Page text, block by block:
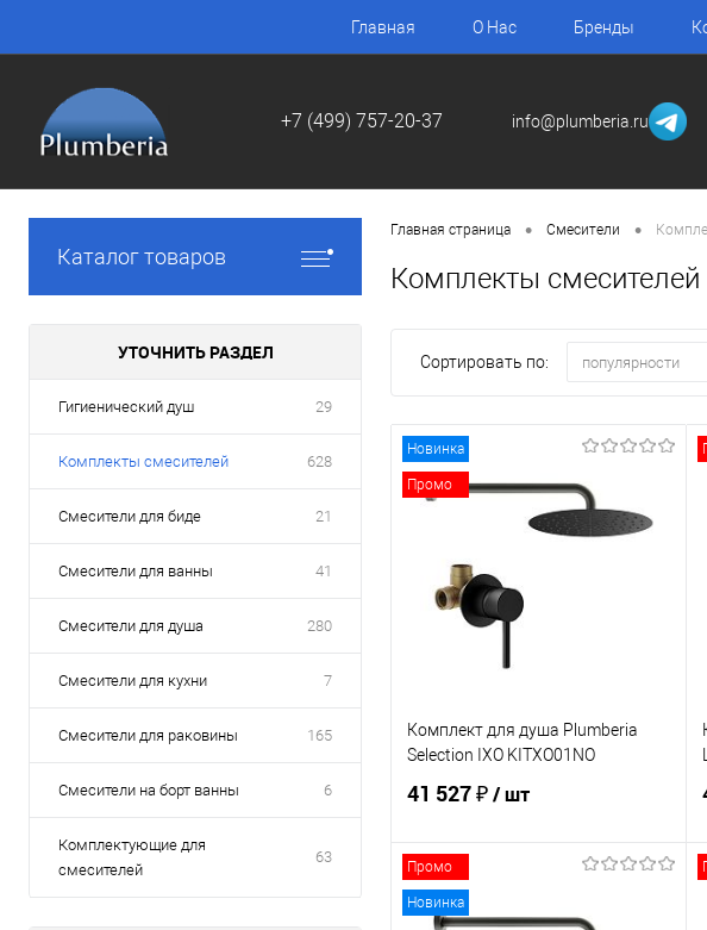
Главная О Нас Бренды
+7 (499) 757-20-37 info@plumberia.ru
Каталог товаров
УТОЧНИТЬ РАЗДЕЛ
Гигиенический душ 29
Комплекты смесителей 628
Смесители для биде 21
Смесители для ванны 41
Смесители для душа 280
Смесители для кухни 7
Смесители для раковины 165
Смесители на борт ванны 6
Комплектующие для
смесителей
63
Главная страница • Смесители •
Комплекты смесителей
Сортировать по: популярности
Новинка
Промо
Комплект для душа Plumberia
Selection IXO KITXO01NO
41 527 ₽/ шт
Промо
Новинка